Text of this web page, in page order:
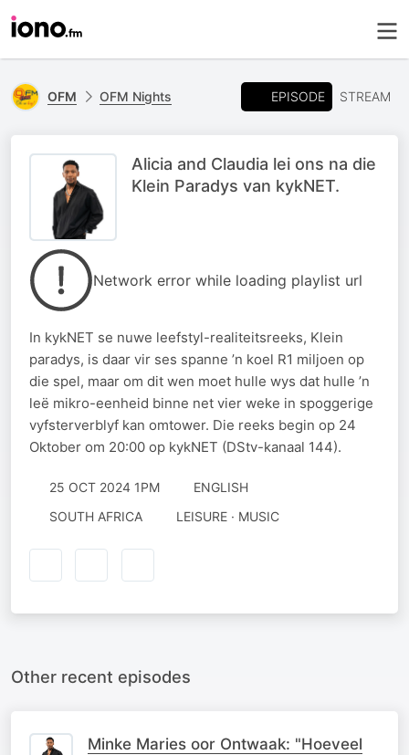
OFM OFM Nights EPISODE STREAM
Alicia and Claudia lei ons na die
Klein Paradys van kykNET.
Network error while loading playlist url
In kykNET se nuwe leefstyl-realiteitsreeks, Klein
paradys, is daar vir ses spanne ’n koel R1 miljoen op
die spel, maar om dit wen moet hulle wys dat hulle ’n
leë mikro-eenheid binne net vier weke in spoggerige
vyfsterverblyf kan omtower. Die reeks begin op 24
Oktober om 20:00 op kykNET (DStv-kanaal 144).
25 OCT 2024 1PM
ENGLISH
SOUTH AFRICA
LEISURE · MUSIC
Other recent episodes
Minke Maries oor Ontwaak: "Hoeveel